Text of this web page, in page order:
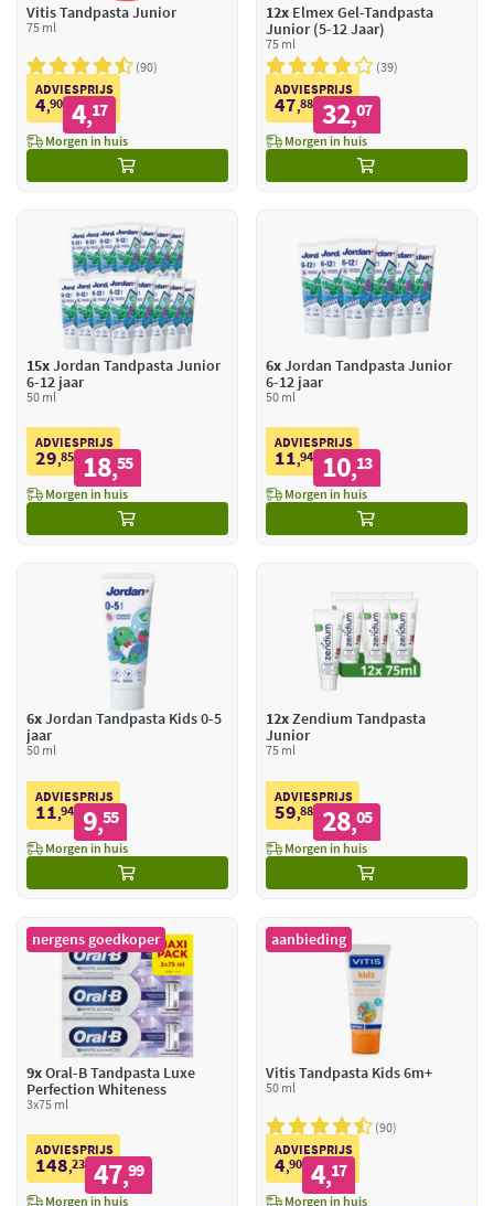
Vitis Tandpasta Junior
75 ml
90
ADVIESPRIJS
4,90 4,17
Morgen in huis
12xElmex Gel-Tandpasta
Junior (5-12 Jaar)
75 ml
39
ADVIESPRIJS
47,88 32,07
Morgen in huis
15xJordan Tandpasta Junior
6-12 jaar
50 ml
ADVIESPRIJS
29,85 18,55
Morgen in huis
6xJordan Tandpasta Junior
6-12 jaar
50 ml
ADVIESPRIJS
11,94 10,13
Morgen in huis
6xJordan Tandpasta Kids 0-5
jaar
50 ml
ADVIESPRIJS
11,94 9,55
Morgen in huis
12xZendium Tandpasta
Junior
75 ml
ADVIESPRIJS
59,88 28,05
Morgen in huis
nergens goedkoper
9xOral-B Tandpasta Luxe
Perfection Whiteness
3x75 ml
ADVIESPRIJS
148,23 47,99
Morgen in huis
aanbieding
Vitis Tandpasta Kids 6m+
50 ml
90
ADVIESPRIJS
4,90 4,17
Morgen in huis